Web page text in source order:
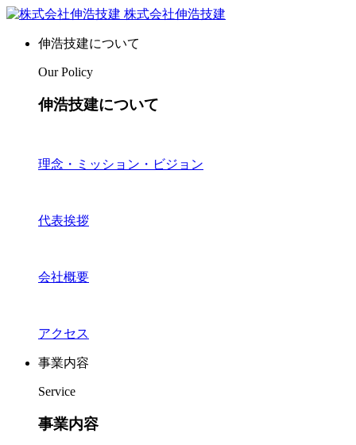
株式会社伸浩技建
伸浩技建について
Our Policy
伸浩技建について
理念・ミッション・ビジョン
代表挨拶
会社概要
アクセス
事業内容
Service
事業内容